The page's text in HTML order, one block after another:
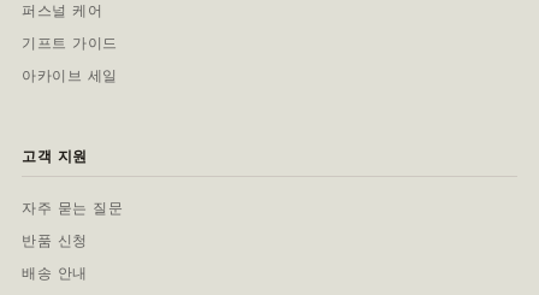
퍼스널 케어
기프트 가이드
아카이브 세일
고객 지원
자주 묻는 질문
반품 신청
배송 안내